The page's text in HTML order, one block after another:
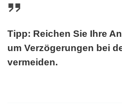
Tipp: Reichen Sie Ihre
um Verzögerungen bei
vermeiden.